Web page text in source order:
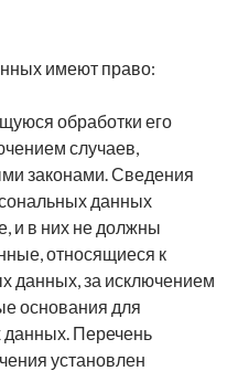
имеют право:
обработки его
случаев,
законами. Сведения
данных
и в них не должны
относящиеся к
данных, за исключением
основания для
данных. Перечень
установлен